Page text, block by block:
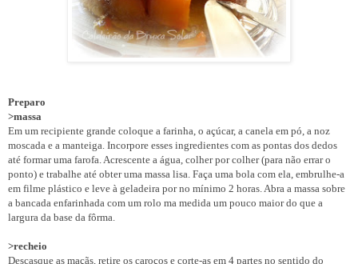
Preparo
>massa
Em um recipiente grande coloque a farinha, o açúcar, a canela em pó, a noz
moscada e a manteiga. Incorpore esses ingredientes com as pontas dos dedos
até formar uma farofa. Acrescente a água, colher por colher (para não errar o
ponto) e trabalhe até obter uma massa lisa. Faça uma bola com ela, embrulhe-a
em filme plástico e leve à geladeira por no mínimo 2 horas. Abra a massa sobre
a bancada enfarinhada com um rolo ma medida um pouco maior do que a
largura da base da fôrma.
>recheio
Descasque as maçãs, retire os caroços e corte-as em 4 partes no sentido do